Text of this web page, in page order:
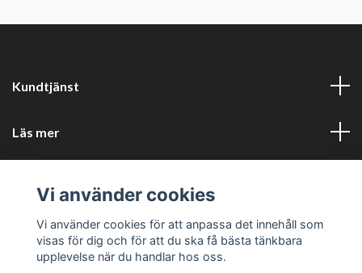
Kundtjänst
Läs mer
Företagsuppgifter
Vi använder cookies
Vi använder cookies för att anpassa det innehåll som
visas för dig och för att du ska få bästa tänkbara
upplevelse när du handlar hos oss.